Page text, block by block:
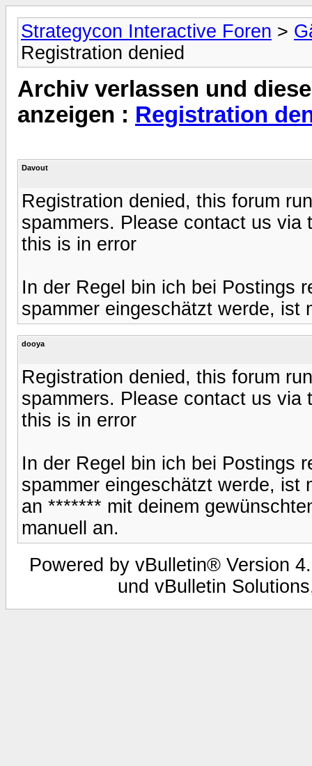
Strategycon Interactive Foren >
Registration denied
Archiv verlassen und
anzeigen : Registration
Davout
Registration denied, this forum
spammers. Please contact us
this is in error
In der Regel bin ich bei Postings
spammer eingeschätzt werde, ist
dooya
Registration denied, this forum
spammers. Please contact us
this is in error
In der Regel bin ich bei Postings
spammer eingeschätzt werde, ist
an ******* mit deinem
manuell an.
Powered by vBulletin® Version
und vBulletin